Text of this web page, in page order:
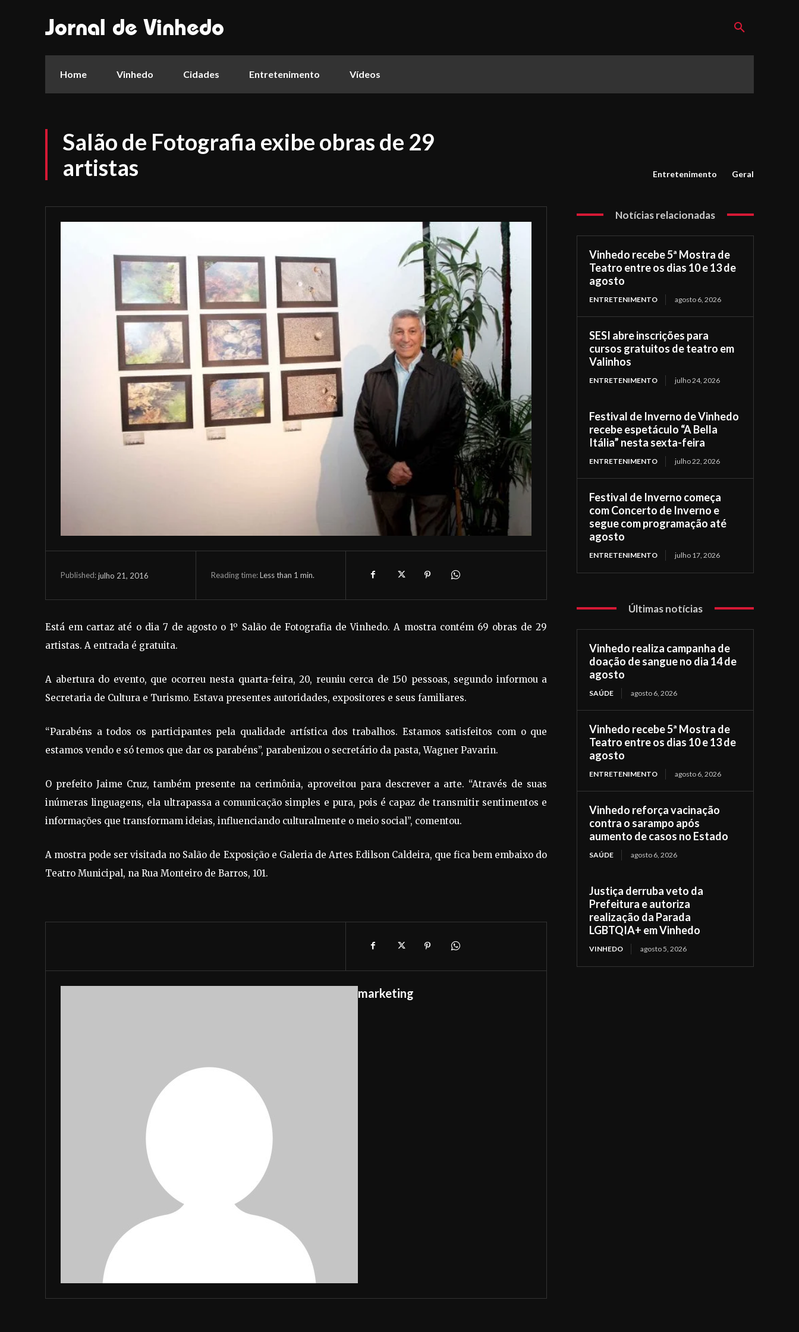
Jornal de Vinhedo
Home Vinhedo Cidades Entretenimento Vídeos
Salão de Fotografia exibe obras de 29
artistas
Entretenimento Geral
Published:julho 21, 2016 Reading time:Less than 1 min.
Está em cartaz até o dia 7 de agosto o 1º Salão de Fotografia de Vinhedo. A mostra contém 69 obras de 29
artistas. A entrada é gratuita.
A abertura do evento, que ocorreu nesta quarta-feira, 20, reuniu cerca de 150 pessoas, segundo informou a
Secretaria de Cultura e Turismo. Estava presentes autoridades, expositores e seus familiares.
“Parabéns a todos os participantes pela qualidade artística dos trabalhos. Estamos satisfeitos com o que
estamos vendo e só temos que dar os parabéns”, parabenizou o secretário da pasta, Wagner Pavarin.
O prefeito Jaime Cruz, também presente na cerimônia, aproveitou para descrever a arte. “Através de suas
inúmeras linguagens, ela ultrapassa a comunicação simples e pura, pois é capaz de transmitir sentimentos e
informações que transformam ideias, influenciando culturalmente o meio social”, comentou.
A mostra pode ser visitada no Salão de Exposição e Galeria de Artes Edilson Caldeira, que fica bem embaixo do
Teatro Municipal, na Rua Monteiro de Barros, 101.
marketing
Notícias relacionadas
Vinhedo recebe 5ª Mostra de
Teatro entre os dias 10 e 13 de
agosto
ENTRETENIMENTO agosto 6, 2026
SESI abre inscrições para
cursos gratuitos de teatro em
Valinhos
ENTRETENIMENTO julho 24, 2026
Festival de Inverno de Vinhedo
recebe espetáculo “A Bella
Itália” nesta sexta-feira
ENTRETENIMENTO julho 22, 2026
Festival de Inverno começa
com Concerto de Inverno e
segue com programação até
agosto
ENTRETENIMENTO julho 17, 2026
Últimas notícias
Vinhedo realiza campanha de
doação de sangue no dia 14 de
agosto
SAÚDE agosto 6, 2026
Vinhedo recebe 5ª Mostra de
Teatro entre os dias 10 e 13 de
agosto
ENTRETENIMENTO agosto 6, 2026
Vinhedo reforça vacinação
contra o sarampo após
aumento de casos no Estado
SAÚDE agosto 6, 2026
Justiça derruba veto da
Prefeitura e autoriza
realização da Parada
LGBTQIA+ em Vinhedo
VINHEDO agosto 5, 2026